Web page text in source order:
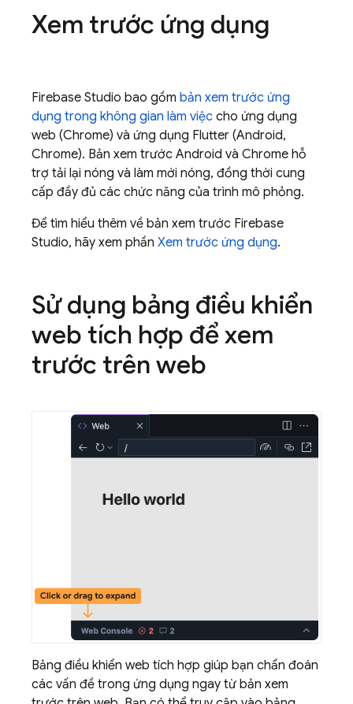
Xem trước ứng dụng
Firebase Studio bao gồm bản xem trước ứng
dụng trong không gian làm việc cho ứng dụng
web (Chrome) và ứng dụng Flutter (Android,
Chrome). Bản xem trước Android và Chrome hỗ
trợ tải lại nóng và làm mới nóng, đồng thời cung
cấp đầy đủ các chức năng của trình mô phỏng.
Để tìm hiểu thêm về bản xem trước Firebase
Studio, hãy xem phần Xem trước ứng dụng.
Sử dụng bảng điều khiển
web tích hợp để xem
trước trên web
Bảng điều khiển web tích hợp giúp bạn chẩn đoán
các vấn đề trong ứng dụng ngay từ bản xem